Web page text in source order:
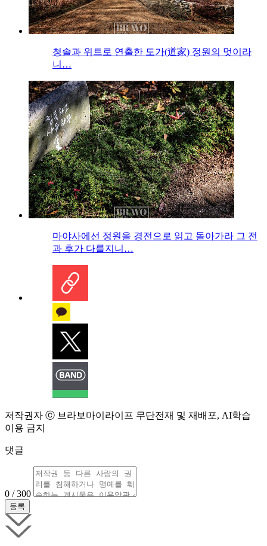
청솔과 위트로 연출한 도가(道家) 정원의 멋이라
니…
마야사에선 정원을 경전으로 읽고 돌아가라 그 전
과 후가 다를지니…
저작권자 ⓒ 브라보마이라이프 무단전재 및 재배포, AI학습
이용 금지
댓글
0 / 300